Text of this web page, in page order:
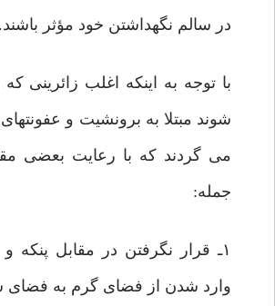
در سالم نگهداشتن خود مؤثر باشند.
با توجه به اینکه اغلب زائرینی
شوند مبتلا به برونشیت و
می گردند که با رعایت بعضی
جمله:
۱ـ قرار نگرفتن در مقابل پنکه
وارد شدن از فضای گرم به فضای